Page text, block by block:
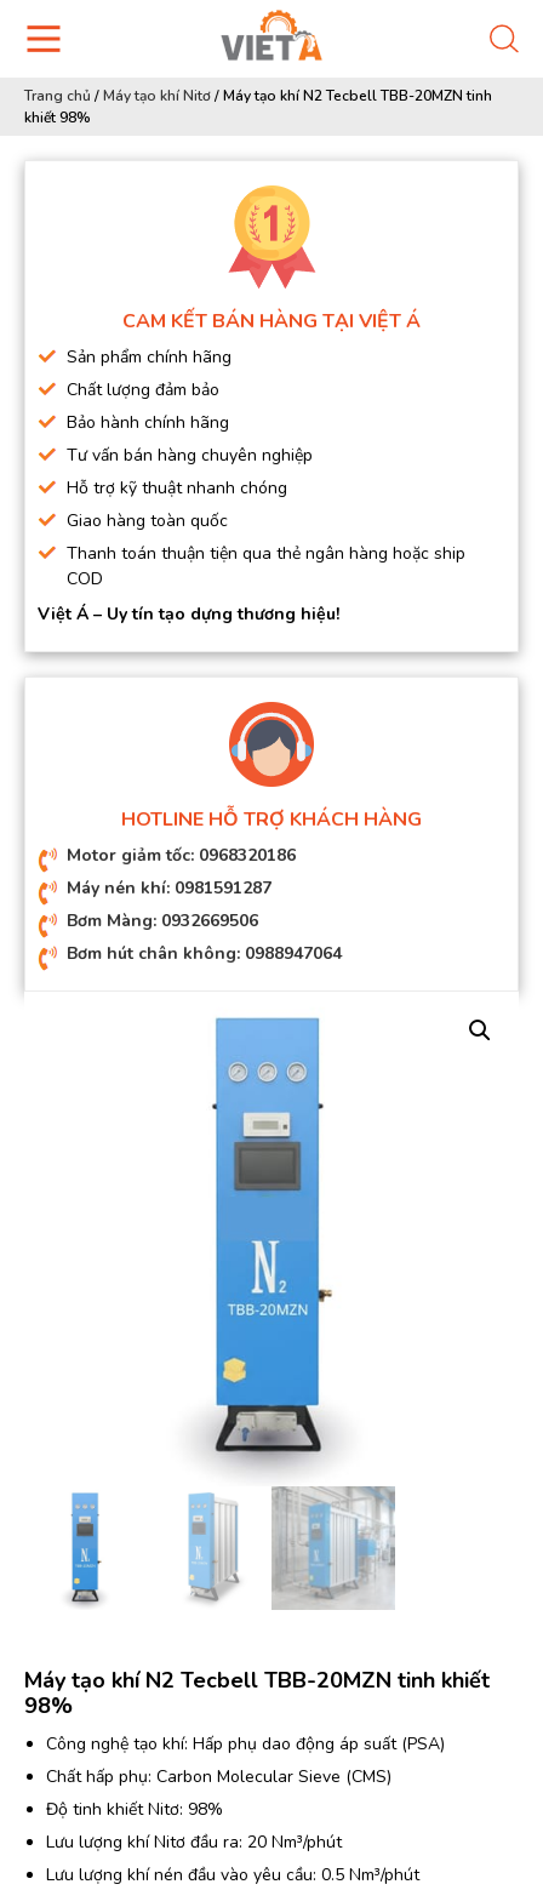
Trang chủ /Máy tạo khí Nitơ/Máy tạo khí N2 Tecbell TBB-20MZN tinh
khiết 98%
CAM KẾT BÁN HÀNG TẠI VIỆT Á
Sản phẩm chính hãng
Chất lượng đảm bảo
Bảo hành chính hãng
Tư vấn bán hàng chuyên nghiệp
Hỗ trợ kỹ thuật nhanh chóng
Giao hàng toàn quốc
Thanh toán thuận tiện qua thẻ ngân hàng hoặc ship
COD
Việt Á – Uy tín tạo dựng thương hiệu!
HOTLINE HỖ TRỢ KHÁCH HÀNG
Motor giảm tốc: 0968320186
Máy nén khí: 0981591287
Bơm Màng: 0932669506
Bơm hút chân không: 0988947064
Máy tạo khí N2 Tecbell TBB-20MZN tinh khiết
98%
Công nghệ tạo khí: Hấp phụ dao động áp suất (PSA)
Chất hấp phụ: Carbon Molecular Sieve (CMS)
Độ tinh khiết Nitơ: 98%
Lưu lượng khí Nitơ đầu ra: 20 Nm³/phút
Lưu lượng khí nén đầu vào yêu cầu: 0.5 Nm³/phút